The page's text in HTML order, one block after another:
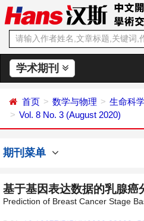
学术期刊
首页 数学与物理 生命科
Vol. 8 No. 3 (August 2020)
期刊菜单
基于基因表达数据的乳腺癌
Prediction of Breast Cancer Stage